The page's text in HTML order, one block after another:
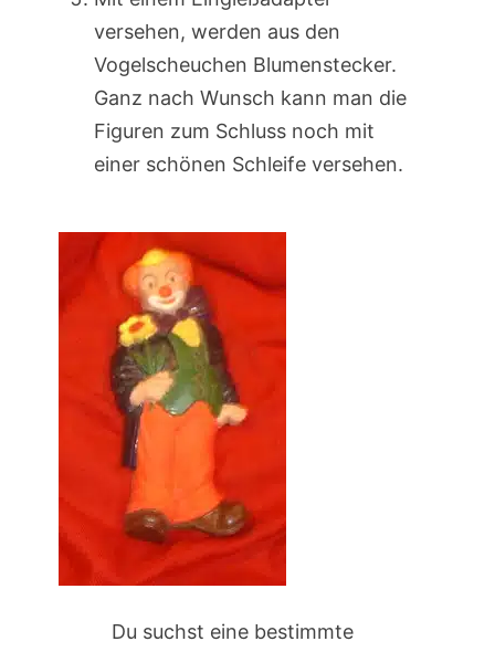
versehen, werden aus den
Vogelscheuchen Blumenstecker.
Ganz nach Wunsch kann man die
Figuren zum Schluss noch mit
einer schönen Schleife versehen.
Du suchst eine bestimmte